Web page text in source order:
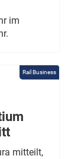
im
Rail Business
mitteilt,